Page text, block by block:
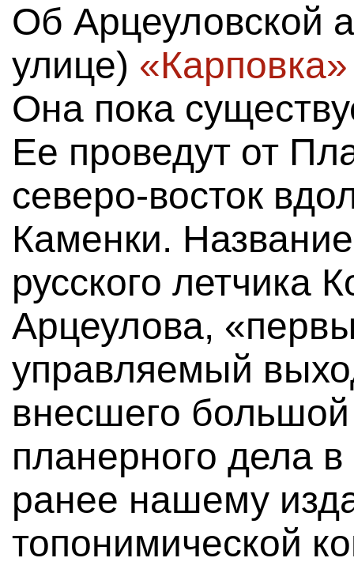
Об Арцеуловской
улице)
Она пока
Ее проведут от
северо-восток
Каменки.
русского летчика
Арцеулова,
управляемый
внесшего
планерного дела
ранее нашему
топонимической